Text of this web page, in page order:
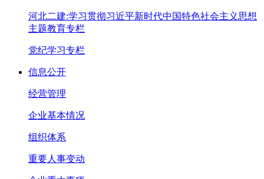
河北二建:学习贯彻习近平新时代中国特色社会主义思想
主题教育专栏
党纪学习专栏
信息公开
经营管理
企业基本情况
组织体系
重要人事变动